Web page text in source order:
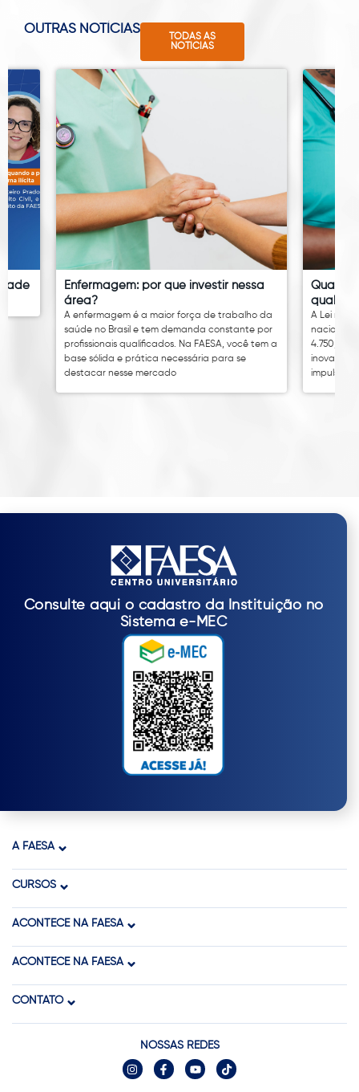
OUTRAS NOTÍCIAS
TODAS AS
NOTÍCIAS
Enfermagem: por que investir nessa
área?
A enfermagem é a maior força de trabalho da
saúde no Brasil e tem demanda constante por
profissionais qualificados. Na FAESA, você tem a
base sólida e prática necessária para se
destacar nesse mercado
Quanto
qual é o
A Lei nº
nacional
4.750,00.
inovação
Consulte aqui o cadastro da Instituição no
Sistema e-MEC
A FAESA
CURSOS
ACONTECE NA FAESA
ACONTECE NA FAESA
CONTATO
NOSSAS REDES